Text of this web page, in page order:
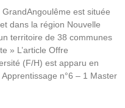
GrandAngoulême est située
dans la région Nouvelle
territoire de 38 communes
» L’article Offre
(F/H) est apparu en
n°6 – 1 Master